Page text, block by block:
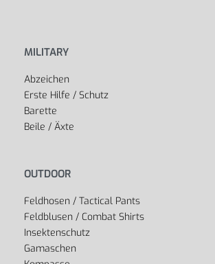
MILITARY
Abzeichen
Erste Hilfe / Schutz
Barette
Beile / Äxte
OUTDOOR
Feldhosen / Tactical Pants
Feldblusen / Combat Shirts
Insektenschutz
Gamaschen